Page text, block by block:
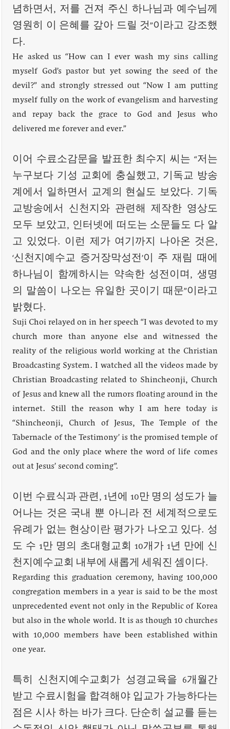
념하면서, 저를 건져 주신 하나님과 예수님께
영원히 이 은혜를 갚아 드릴 것”이라고 강조했
다.
He asked us “How can I ever wash my sins calling
myself God’s pastor but yet sowing the seed of the
devil?” and strongly stressed out “Now I am putting
myself fully on the work of evangelism and harvesting
and repay back the grace to God and Jesus who
delivered me forever and ever.”
이어 수료소감문을 발표한 최수지 씨는 “저는
누구보다 기성 교회에 충실했고, 기독교 방송
계에서 일하면서 교계의 현실도 보았다. 기독
교방송에서 신천지와 관련해 제작한 영상도
모두 보았고, 인터넷에 떠도는 소문들도 다 알
고 있었다. 이런 제가 여기까지 나아온 것은,
‘신천지예수교 증거장막성전’이 주 재림 때에
하나님이 함께하시는 약속한 성전이며, 생명
의 말씀이 나오는 유일한 곳이기 때문”이라고
밝혔다.
Suji Choi relayed on in her speech “I was devoted to my
church more than anyone else and witnessed the
reality of the religious world working at the Christian
Broadcasting System. I watched all the videos made by
Christian Broadcasting related to Shincheonji, Church
of Jesus and knew all the rumors floating around in the
internet. Still the reason why I am here today is
“Shincheonji, Church of Jesus, The Temple of the
Tabernacle of the Testimony’ is the promised temple of
God and the only place where the word of life comes
out at Jesus’ second coming”.
이번 수료식과 관련, 1년에 10만 명의 성도가 늘
어나는 것은 국내 뿐 아니라 전 세계적으로도
유례가 없는 현상이란 평가가 나오고 있다. 성
도 수 1만 명의 초대형교회 10개가 1년 만에 신
천지예수교회 내부에 새롭게 세워진 셈이다.
Regarding this graduation ceremony, having 100,000
congregation members in a year is said to be the most
unprecedented event not only in the Republic of Korea
but also in the whole world. It is as though 10 churches
with 10,000 members have been established within
one year.
특히 신천지예수교회가 성경교육을 6개월간
받고 수료시험을 합격해야 입교가 가능하다는
점은 시사 하는 바가 크다. 단순히 설교를 듣는